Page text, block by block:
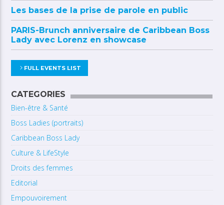
Les bases de la prise de parole en public
PARIS-Brunch anniversaire de Caribbean Boss
Lady avec Lorenz en showcase
FULL EVENTS LIST
CATEGORIES
Bien-être & Santé
Boss Ladies (portraits)
Caribbean Boss Lady
Culture & LifeStyle
Droits des femmes
Editorial
Empouvoirement